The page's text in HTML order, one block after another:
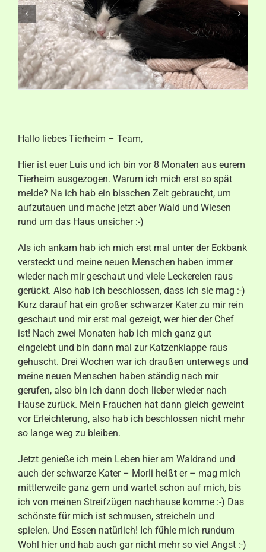
Aktuelles
Kontakt
Hallo liebes Tierheim – Team,
Hier ist euer Luis und ich bin vor 8 Monaten aus eurem
Tierheim ausgezogen. Warum ich mich erst so spät
melde? Na ich hab ein bisschen Zeit gebraucht, um
aufzutauen und mache jetzt aber Wald und Wiesen
rund um das Haus unsicher :-)
Als ich ankam hab ich mich erst mal unter der Eckbank
versteckt und meine neuen Menschen haben immer
wieder nach mir geschaut und viele Leckereien raus
gerückt. Also hab ich beschlossen, dass ich sie mag :-)
Kurz darauf hat ein großer schwarzer Kater zu mir rein
geschaut und mir erst mal gezeigt, wer hier der Chef
ist! Nach zwei Monaten hab ich mich ganz gut
eingelebt und bin dann mal zur Katzenklappe raus
gehuscht. Drei Wochen war ich draußen unterwegs und
meine neuen Menschen haben ständig nach mir
gerufen, also bin ich dann doch lieber wieder nach
Hause zurück. Mein Frauchen hat dann gleich geweint
vor Erleichterung, also hab ich beschlossen nicht mehr
so lange weg zu bleiben.
Jetzt genieße ich mein Leben hier am Waldrand und
auch der schwarze Kater – Morli heißt er – mag mich
mittlerweile ganz gern und wartet schon auf mich, bis
ich von meinen Streifzügen nachhause komme :-) Das
schönste für mich ist schmusen, streicheln und
spielen. Und Essen natürlich! Ich fühle mich rundum
Wohl hier und hab auch gar nicht mehr so viel Angst :-)